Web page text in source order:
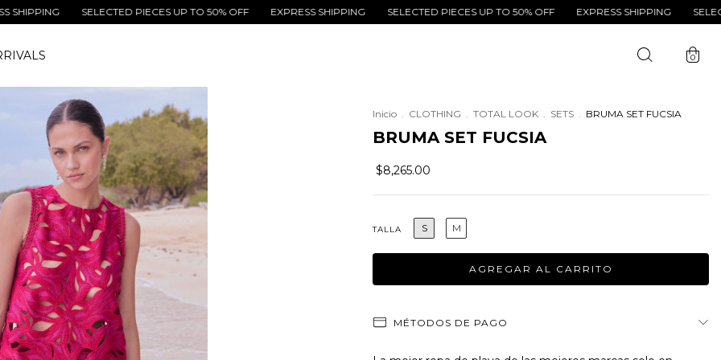
SELECTED PIECES UP TO 50% OFF EXPRESS SHIPPING SELECTED PIECES UP TO 50% OFF EXPRESS SHIPPING SELECTED
0
Inicio CLOTHING TOTAL LOOK SETS BRUMA SET FUCSIA
BRUMA SET FUCSIA
$8,265.00
TALLA S M
MÉTODOS DE PAGO